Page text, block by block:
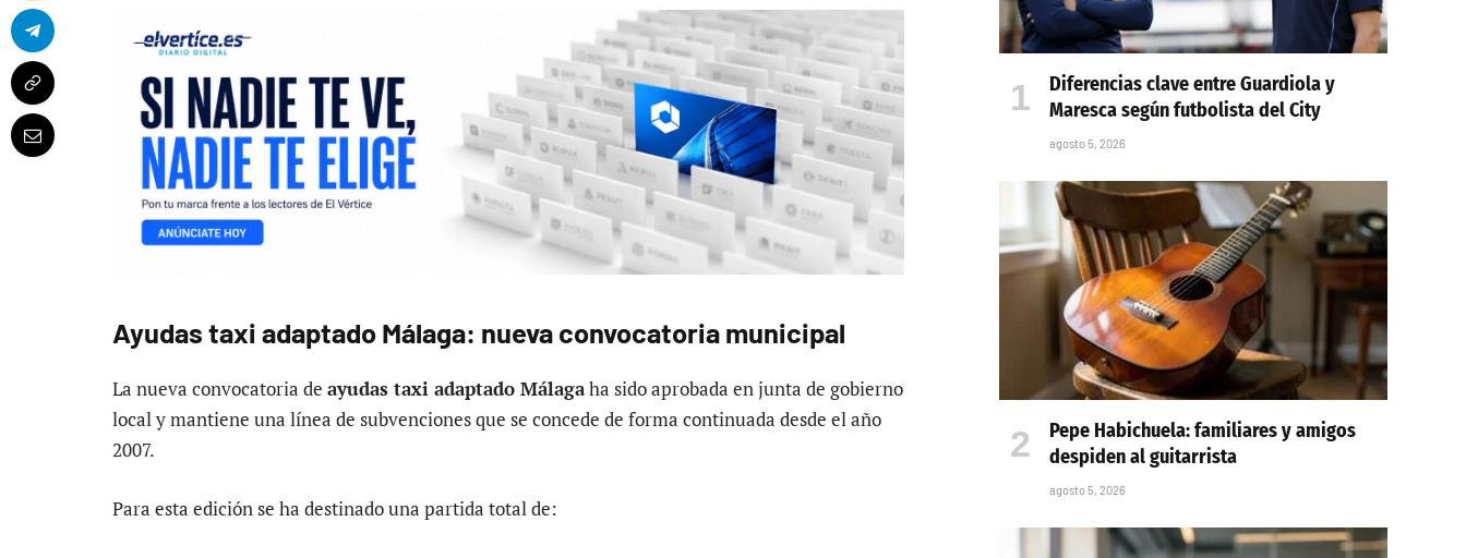
Ayudas taxi adaptado Málaga: nueva convocatoria municipal
La nueva convocatoria de ayudas taxi adaptado Málagaha sido aprobada en junta de gobierno
local y mantiene una línea de subvenciones que se concede de forma continuada desde el año
2007.
Para esta edición se ha destinado una partida total de:
Diferencias clave entre Guardiola y
Maresca según futbolista del City
agosto 5, 2026
Pepe Habichuela: familiares y amigos
despiden al guitarrista
agosto 5, 2026